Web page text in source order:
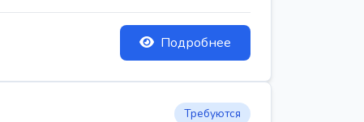
Подробнее
Требуются